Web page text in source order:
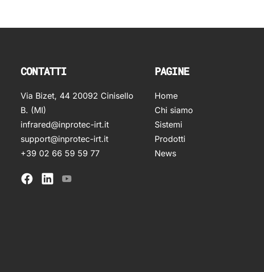
CONTATTI
Via Bizet, 44 20092 Cinisello
B. (MI)
infrared@inprotec-irt.it
support@inprotec-irt.it
+39 02 66 59 59 77
PAGINE
Home
Chi siamo
Sistemi
Prodotti
News